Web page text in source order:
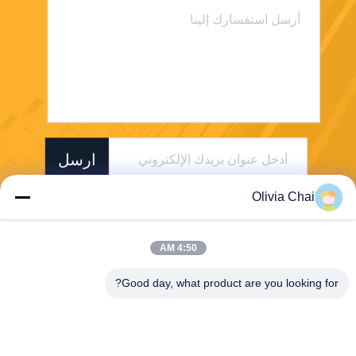
ارسل
Shenzhen Wonsun Machinery & Electrical
Olivia Chai
4:50 AM
Good day, what product are you looking for?